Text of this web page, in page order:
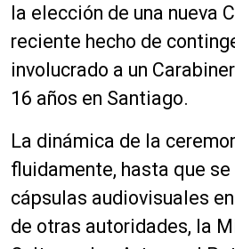
la elección de una nueva
reciente hecho de
involucrado a un
16 años en Santiago.
La dinámica de la
fluidamente, hasta que
cápsulas audiovisuales
de otras autoridades, la